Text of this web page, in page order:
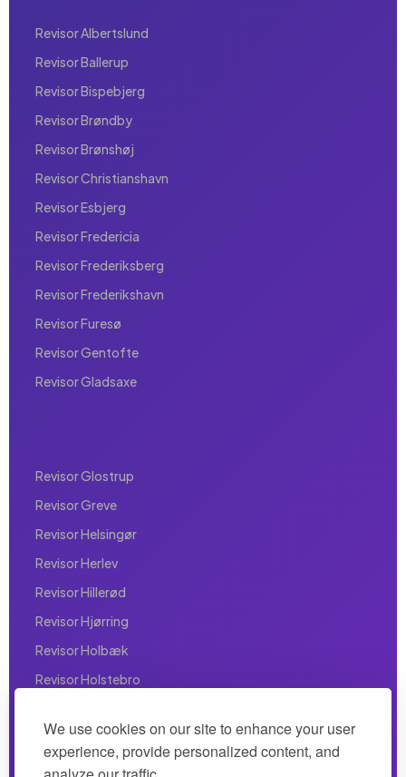
We use cookies on our site to enhance your user
experience, provide personalized content, and
Revisor Albertslund
Revisor Ballerup
Revisor Bispebjerg
Revisor Brøndby
Revisor Brønshøj
Revisor Christianshavn
Revisor Esbjerg
Revisor Fredericia
Revisor Frederiksberg
Revisor Frederikshavn
Revisor Furesø
Revisor Gentofte
Revisor Gladsaxe
Revisor Glostrup
Revisor Greve
Revisor Helsingør
Revisor Herlev
Revisor Hillerød
Revisor Hjørring
Revisor Holbæk
Revisor Holstebro
Revisor Hørsholm
Revisor Hvidovre